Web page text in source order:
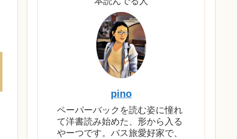
pino
ペーパーバックを読む姿に憧れ
て洋書読み始めた、形から入る
やーつです。バス旅愛好家で、